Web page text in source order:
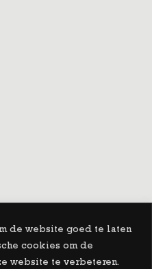
de website goed te laten
cookies om de
website te verbeteren.